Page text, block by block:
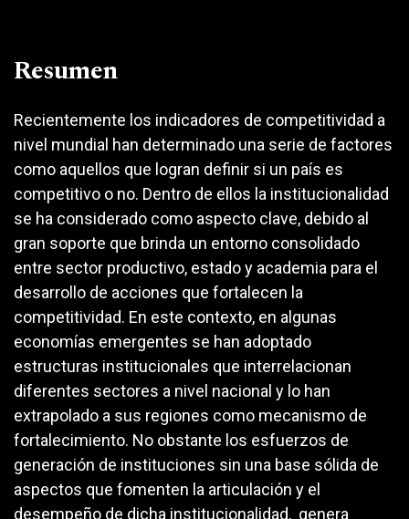
Resumen
Recientemente los indicadores de competitividad a
nivel mundial han determinado una serie de factores
como aquellos que logran definir si un país es
competitivo o no. Dentro de ellos la institucionalidad
se ha considerado como aspecto clave, debido al
gran soporte que brinda un entorno consolidado
entre sector productivo, estado y academia para el
desarrollo de acciones que fortalecen la
competitividad. En este contexto, en algunas
economías emergentes se han adoptado
estructuras institucionales que interrelacionan
diferentes sectores a nivel nacional y lo han
extrapolado a sus regiones como mecanismo de
fortalecimiento. No obstante los esfuerzos de
generación de instituciones sin una base sólida de
aspectos que fomenten la articulación y el
desempeño de dicha institucionalidad, genera